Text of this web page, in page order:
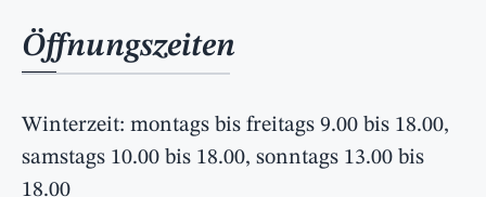
Öffnungszeiten
Winterzeit: montags bis freitags 9.00 bis 18.00,
samstags 10.00 bis 18.00, sonntags 13.00 bis
18.00